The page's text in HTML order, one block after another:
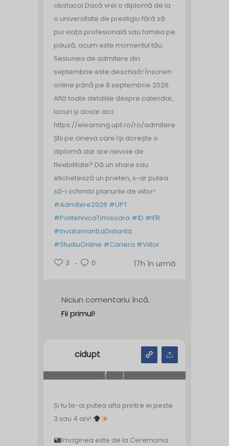
obstacol.Dacă vrei o diplomă de la
o universitate de prestigiu fără să
pui viața profesională sau familia pe
pauză, acum este momentul tău.
Sesiunea de admitere din
septembrie este deschisă! Înscrieri
online până pe 8 septembrie 2026.
Află toate detaliile despre calendar,
locuri și dosar aici:
https://elearning.upt.ro/ro/admitere/
Știi pe cineva care își dorește o
diplomă dar are nevoie de
flexibilitate? Dă un share sau
etichetează un prieten, s-ar putea
să-i schimbi planurile de viitor!
#Admitere2026 #UPT
#PolitehnicaTimisoara #ID #IFR
#InvatamantLaDistanta
#StudiuOnline #Cariera #Viitor
3
0 17h în urmă
Niciun comentariu încă.
Fii primul!
cidupt
Și tu te-ai putea afla printre ei peste
3 sau 4 ani!
Imaginea este de la Ceremonia